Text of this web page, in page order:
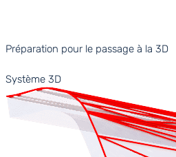
Préparation pour le passage à la 3D
Système 3D